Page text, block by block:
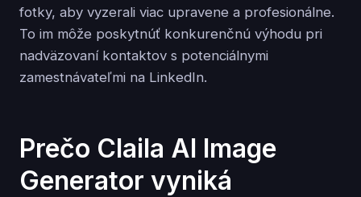
fotky, aby vyzerali viac upravene a profesionálne.
To im môže poskytnúť konkurenčnú výhodu pri
nadväzovaní kontaktov s potenciálnymi
zamestnávateľmi na LinkedIn.
Prečo Claila AI Image
Generator vyniká